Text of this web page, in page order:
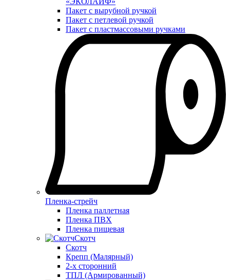
Пакет с вырубной ручкой
Пакет с петлевой ручкой
Пакет с пластмассовыми ручками
Пленка-стрейч
Пленка паллетная
Пленка ПВХ
Пленка пищевая
Скотч
Скотч
Крепп (Малярный)
2-х сторонний
ТПЛ (Армированный)